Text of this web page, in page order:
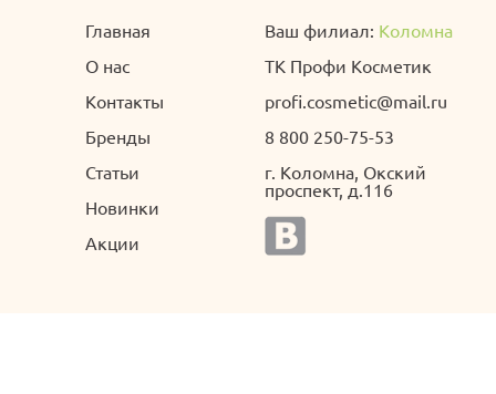
Главная
О нас
Контакты
Бренды
Статьи
Новинки
Акции
Ваш филиал: Коломна
ТК Профи Косметик
profi.cosmetic@mail.ru
8 800 250-75-53
г. Коломна, Окский
проспект, д.116